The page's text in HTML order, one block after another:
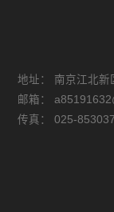
地址：
南京江北新
邮箱：
传真：
025-